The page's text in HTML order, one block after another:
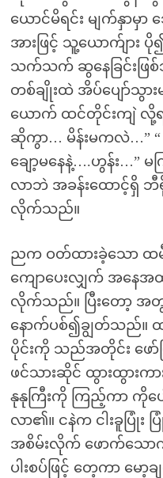
ယောင်မိရင်း မျက်နှာမှ
အားဖြင့် သူ့ယောက်ျား
သက်သက် ဆွနေခြင်းဖ
တစ်ချိုးထဲ အိပ်ပျော်သွ
ယောက် ထင်တိုင်းကျဲ လို့ရ
ဆိုကွာ… မိန်းမကလဲ…” “
ချော့မနေနဲ့….ဟွန်း…”
လာဘဲ အခန်းထောင့်ရှိ ဘီ
လိုက်သည်။
ညက ဝတ်ထားခဲ့သော
ကျောပေးလျှက် အနေအ
လိုက်သည်။ ပြီးတော့
နောက်ပစ်၍ချွတ်သည်။
ပိုင်းကို သည်အတိုင်း ဖော်ပ
ဖင်သားဆိုင် ထွားထွားကား
နုနုကြီးကို ကြည့်ကာ ကိုပ
လာ၏။ ငနဲက ငါးခူပြုံး
အစိမ်းလိုက် ဖောက်သော
ပါးစပ်ဖြင့် တေ့ကာ မေ